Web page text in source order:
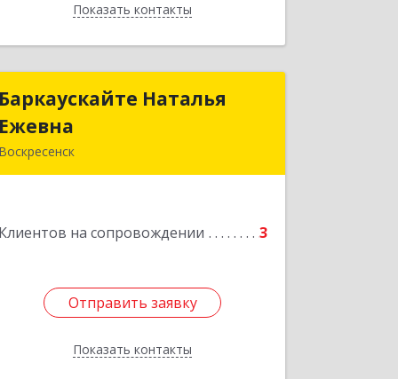
Показать контакты
Назад
Баркаускайте Наталья
Ежевна
Воскресенск
Клиентов на сопровождении 3
Отправить заявку
Показать контакты
Баркаускайте Наталья
55А
Отправить заявку
Назад